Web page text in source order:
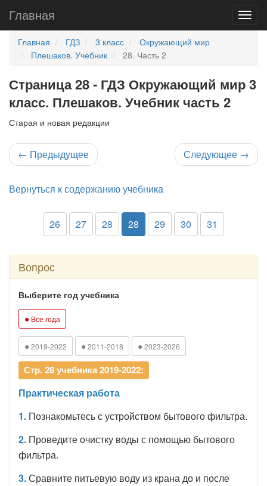
Главная
Главная ГДЗ 3 класс
Окружающий мир
Плешаков. Учебник
28. Часть 2
Страница 28 - ГДЗ Окружающий мир 3
класс. Плешаков. Учебник часть 2
Старая и новая редакции
← Предыдущее Следующее →
Вернуться к содержанию учебника
26 27 28 28 29 30 31
Вопрос
Выберите год учебника
● Все года
● 2019-2022 ● 2011-2018 ● 2023-2026
Стр. 28 учебника 2019-2022:
Практическая работа
1. Познакомьтесь с устройством бытового фильтра.
2. Проведите очистку воды с помощью бытового
фильтра.
3.Сравните питьевую воду из крана до и после